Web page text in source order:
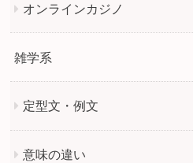
オンラインカジノ
雑学系
定型文・例文
意味の違い